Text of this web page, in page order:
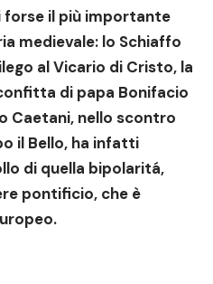
forse il più importante
medievale: lo Schiaffo
al Vicario di Cristo, la
di papa Bonifacio
Caetani, nello scontro
il Bello, ha infatti
di quella bipolaritá,
pontificio, che è